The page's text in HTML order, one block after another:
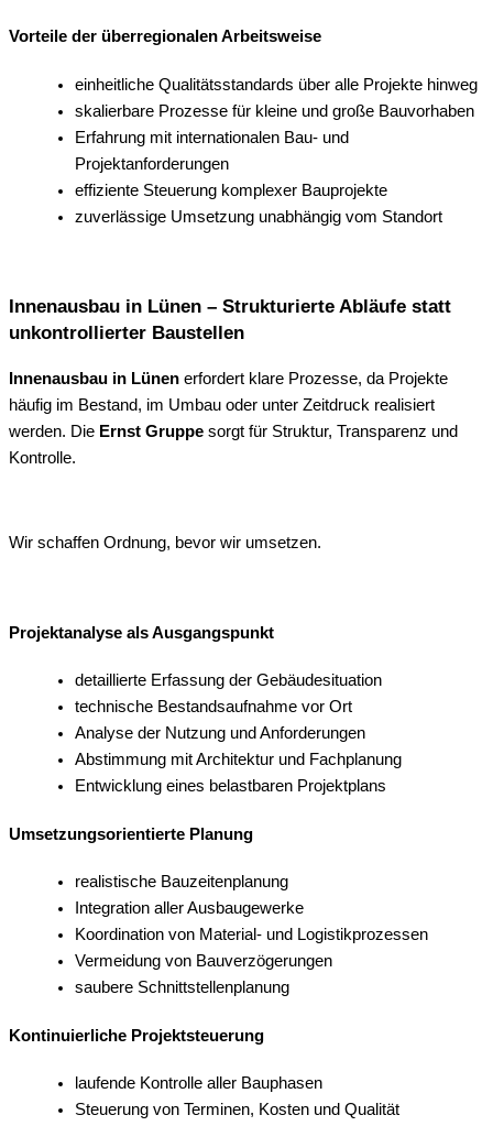
Vorteile der überregionalen Arbeitsweise
einheitliche Qualitätsstandards über alle Projekte hinweg
skalierbare Prozesse für kleine und große Bauvorhaben
Erfahrung mit internationalen Bau- und
Projektanforderungen
effiziente Steuerung komplexer Bauprojekte
zuverlässige Umsetzung unabhängig vom Standort
Innenausbau in Lünen – Strukturierte Abläufe statt
unkontrollierter Baustellen
Innenausbau in Lünen erfordert klare Prozesse, da Projekte
häufig im Bestand, im Umbau oder unter Zeitdruck realisiert
werden. Die Ernst Gruppe sorgt für Struktur, Transparenz und
Kontrolle.
Wir schaffen Ordnung, bevor wir umsetzen.
Projektanalyse als Ausgangspunkt
detaillierte Erfassung der Gebäudesituation
technische Bestandsaufnahme vor Ort
Analyse der Nutzung und Anforderungen
Abstimmung mit Architektur und Fachplanung
Entwicklung eines belastbaren Projektplans
Umsetzungsorientierte Planung
realistische Bauzeitenplanung
Integration aller Ausbaugewerke
Koordination von Material- und Logistikprozessen
Vermeidung von Bauverzögerungen
saubere Schnittstellenplanung
Kontinuierliche Projektsteuerung
laufende Kontrolle aller Bauphasen
Steuerung von Terminen, Kosten und Qualität